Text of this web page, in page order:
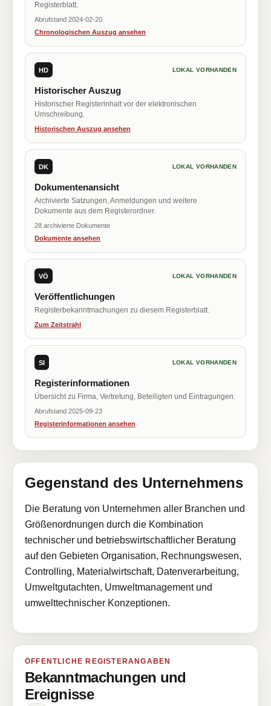
Registerblatt.
Abrufstand 2024-02-20
Chronologischen Auszug ansehen
HD LOKAL VORHANDEN
Historischer Auszug
Historischer Registerinhalt vor der elektronischen
Umschreibung.
Historischen Auszug ansehen
DK LOKAL VORHANDEN
Dokumentenansicht
Archivierte Satzungen, Anmeldungen und weitere
Dokumente aus dem Registerordner.
28 archivierte Dokumente
Dokumente ansehen
VÖ LOKAL VORHANDEN
Veröffentlichungen
Registerbekanntmachungen zu diesem Registerblatt.
Zum Zeitstrahl
SI LOKAL VORHANDEN
Registerinformationen
Übersicht zu Firma, Vertretung, Beteiligten und Eintragungen.
Abrufstand 2025-09-23
Registerinformationen ansehen
Gegenstand des Unternehmens
Die Beratung von Unternehmen aller Branchen und
Größenordnungen durch die Kombination
technischer und betriebswirtschaftlicher Beratung
auf den Gebieten Organisation, Rechnungswesen,
Controlling, Materialwirtschaft, Datenverarbeitung,
Umweltgutachten, Umweltmanagement und
umwelttechnischer Konzeptionen.
ÖFFENTLICHE REGISTERANGABEN
Bekanntmachungen und
Ereignisse